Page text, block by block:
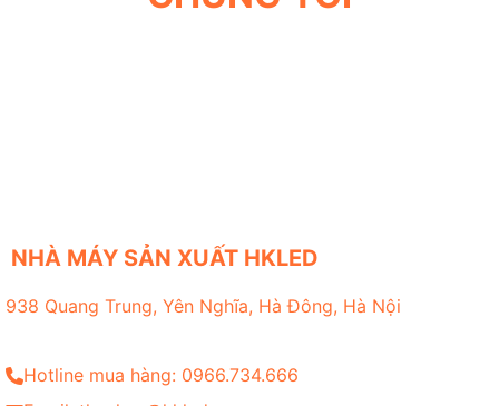
NHÀ MÁY SẢN XUẤT HKLED
938 Quang Trung, Yên Nghĩa, Hà Đông, Hà Nội
Hotline mua hàng: 0966.734.666